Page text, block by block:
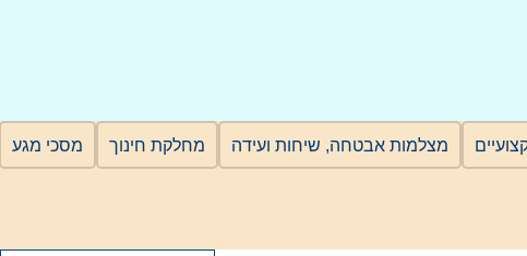
מצלמות אבטחה, שיחות ועידה מחלקת חינוך מסכי מגע